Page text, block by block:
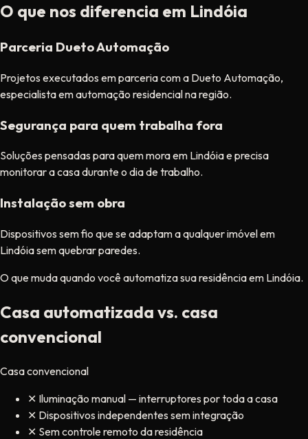
O que nos diferencia em Lindóia
Parceria Dueto Automação
Projetos executados em parceria com a Dueto Automação,
especialista em automação residencial na região.
Segurança para quem trabalha fora
Soluções pensadas para quem mora em Lindóia e precisa
monitorar a casa durante o dia de trabalho.
Instalação sem obra
Dispositivos sem fio que se adaptam a qualquer imóvel em
Lindóia sem quebrar paredes.
O que muda quando você automatiza sua residência em Lindóia.
Casa automatizada vs. casa
convencional
Casa convencional
✕ Iluminação manual — interruptores por toda a casa
✕ Dispositivos independentes sem integração
✕ Sem controle remoto da residência